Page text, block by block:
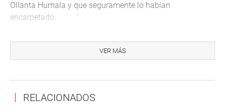
Ollanta Humala y que seguramente lo habían
encarpetado.
desfallecer hasta lograr que se resuelva los contratos del
peaje.
CASOS
En esa reunión ciudadana participó Yesela Prado Quispe,
VER MÁS
RELACIONADOS